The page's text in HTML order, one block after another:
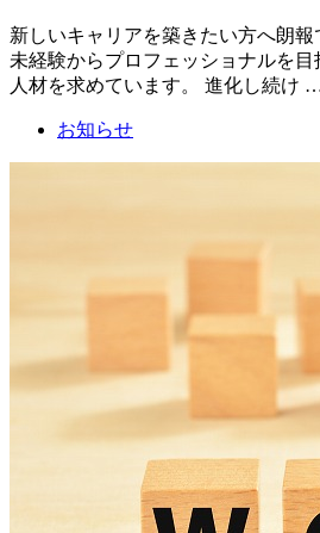
新しいキャリアを築きたい方へ朗報
未経験からプロフェッショナルを
人材を求めています。 進化し続け
お知らせ